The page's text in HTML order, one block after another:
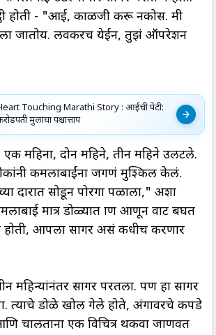
होती - "आई, काळजी करू नकोस. मी
जातोय. लवकरच येईन, तुझं ऑपरेशन
Touching Marathi Story : आईची पेटी:
मुलांचा पश्चात्ताप
एक महिना, दोन महिने, तीन महिने उलटले.
कमलाबाईंना जगणं मुश्किल केलं.
दारात सोडून पोरगा पळाला," अशा
मात्र डोळ्यात प्राण आणून वाट बघत
होती, आपला सागर असं कधीच करणार
महिन्यांनंतर सागर परतला. पण हा सागर
त्याचे डोळे खोल गेले होते, अंगावरचे कपडे
चालताना एक विचित्र थकवा जाणवत